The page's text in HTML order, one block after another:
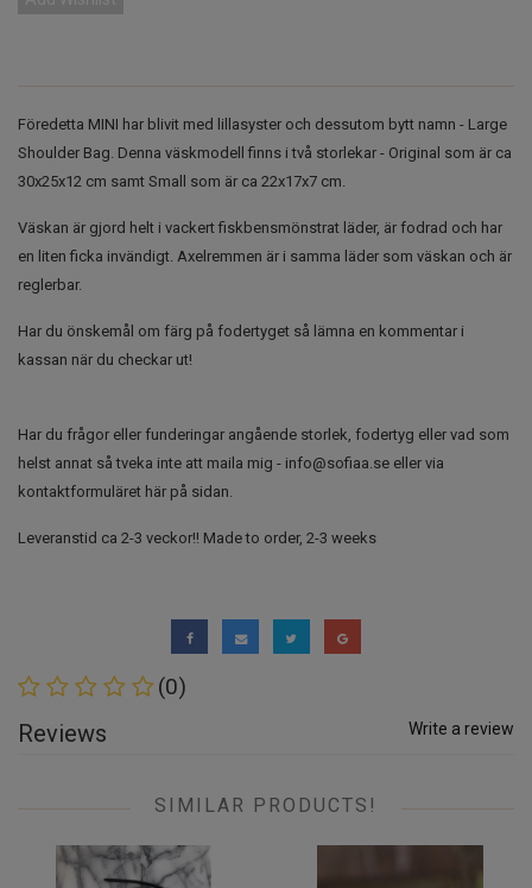
Föredetta MINI har blivit med lillasyster och dessutom bytt namn - Large
Shoulder Bag. Denna väskmodell finns i två storlekar - Original som är ca
30x25x12 cm samt Small som är ca 22x17x7 cm.
Väskan är gjord helt i vackert fiskbensmönstrat läder, är fodrad och har
en liten ficka invändigt. Axelremmen är i samma läder som väskan och är
reglerbar.
Har du önskemål om färg på fodertyget så lämna en kommentar i
kassan när du checkar ut!
Har du frågor eller funderingar angående storlek, fodertyg eller vad som
helst annat så tveka inte att maila mig - info@sofiaa.se eller via
kontaktformuläret här på sidan.
Leveranstid ca 2-3 veckor!! Made to order, 2-3 weeks
(0)
Reviews Write a review
SIMILAR PRODUCTS!